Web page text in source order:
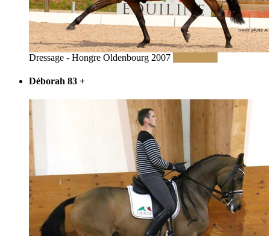
Dressage - Hongre Oldenbourg 2007
Déborah 83 +